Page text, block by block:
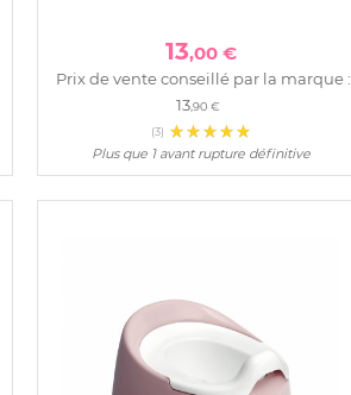
13,00 €
Prix de vente conseillé par la marque :
13,90 €
(3)
Plus que 1 avant rupture définitive